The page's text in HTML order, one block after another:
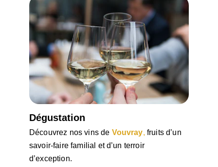
Dégustation
Découvrez nos vins de Vouvray, fruits d’un
savoir-faire familial et d’un terroir
d’exception.